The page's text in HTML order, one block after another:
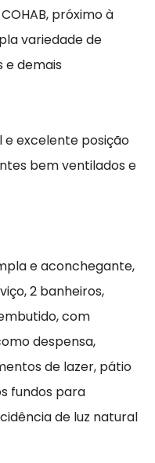
próximo à
variedade de
e demais
excelente posição
bem ventilados e
e aconchegante,
2 banheiros,
com
despensa,
de lazer, pátio
fundos para
de luz natural